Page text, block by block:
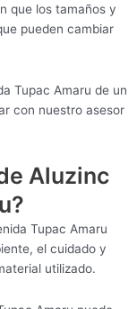
que los tamaños y
pueden cambiar
Tupac Amaru de un
con nuestro asesor
Aluzinc
Tupac Amaru
el cuidado y
utilizado.